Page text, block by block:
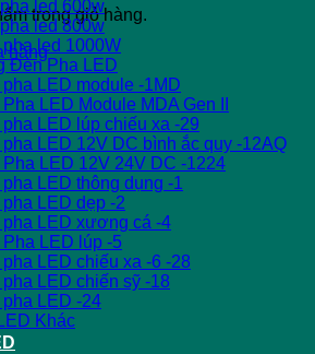
trong giỏ hàng.
hàng
led 600w
led 800w
led 1000W
Đèn Pha LED
LED module -1MD
LED Module MDA Gen II
LED lúp chiếu xa -29
LED 12V DC bình ắc quy -12AQ
LED 12V 24V DC -1224
LED thông dụng -1
LED dẹp -2
LED xương cá -4
LED lúp -5
LED chiếu xa -6 -28
LED chiến sỹ -18
LED -24
Khác